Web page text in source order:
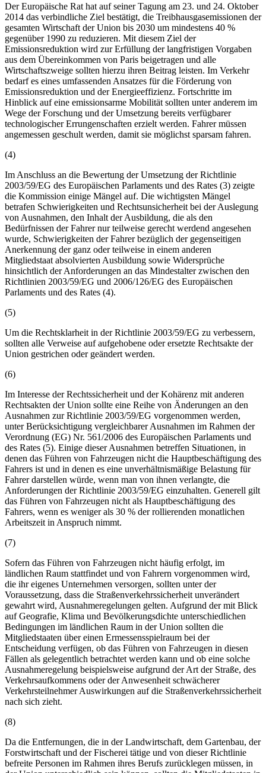
Der Europäische Rat hat auf seiner Tagung am 23. und 24. Oktober
2014 das verbindliche Ziel bestätigt, die Treibhausgasemissionen der
gesamten Wirtschaft der Union bis 2030 um mindestens 40 %
gegenüber 1990 zu reduzieren. Mit diesem Ziel der
Emissionsreduktion wird zur Erfüllung der langfristigen Vorgaben
aus dem Übereinkommen von Paris beigetragen und alle
Wirtschaftszweige sollten hierzu ihren Beitrag leisten. Im Verkehr
bedarf es eines umfassenden Ansatzes für die Förderung von
Emissionsreduktion und der Energieeffizienz. Fortschritte im
Hinblick auf eine emissionsarme Mobilität sollten unter anderem im
Wege der Forschung und der Umsetzung bereits verfügbarer
technologischer Errungenschaften erzielt werden. Fahrer müssen
angemessen geschult werden, damit sie möglichst sparsam fahren.
(4)
Im Anschluss an die Bewertung der Umsetzung der Richtlinie
2003/59/EG des Europäischen Parlaments und des Rates (3) zeigte
die Kommission einige Mängel auf. Die wichtigsten Mängel
betrafen Schwierigkeiten und Rechtsunsicherheit bei der Auslegung
von Ausnahmen, den Inhalt der Ausbildung, die als den
Bedürfnissen der Fahrer nur teilweise gerecht werdend angesehen
wurde, Schwierigkeiten der Fahrer bezüglich der gegenseitigen
Anerkennung der ganz oder teilweise in einem anderen
Mitgliedstaat absolvierten Ausbildung sowie Widersprüche
hinsichtlich der Anforderungen an das Mindestalter zwischen den
Richtlinien 2003/59/EG und 2006/126/EG des Europäischen
Parlaments und des Rates (4).
(5)
Um die Rechtsklarheit in der Richtlinie 2003/59/EG zu verbessern,
sollten alle Verweise auf aufgehobene oder ersetzte Rechtsakte der
Union gestrichen oder geändert werden.
(6)
Im Interesse der Rechtssicherheit und der Kohärenz mit anderen
Rechtsakten der Union sollte eine Reihe von Änderungen an den
Ausnahmen zur Richtlinie 2003/59/EG vorgenommen werden,
unter Berücksichtigung vergleichbarer Ausnahmen im Rahmen der
Verordnung (EG) Nr. 561/2006 des Europäischen Parlaments und
des Rates (5). Einige dieser Ausnahmen betreffen Situationen, in
denen das Führen von Fahrzeugen nicht die Hauptbeschäftigung des
Fahrers ist und in denen es eine unverhältnismäßige Belastung für
Fahrer darstellen würde, wenn man von ihnen verlangte, die
Anforderungen der Richtlinie 2003/59/EG einzuhalten. Generell gilt
das Führen von Fahrzeugen nicht als Hauptbeschäftigung des
Fahrers, wenn es weniger als 30 % der rollierenden monatlichen
Arbeitszeit in Anspruch nimmt.
(7)
Sofern das Führen von Fahrzeugen nicht häufig erfolgt, im
ländlichen Raum stattfindet und von Fahrern vorgenommen wird,
die ihr eigenes Unternehmen versorgen, sollten unter der
Voraussetzung, dass die Straßenverkehrssicherheit unverändert
gewahrt wird, Ausnahmeregelungen gelten. Aufgrund der mit Blick
auf Geografie, Klima und Bevölkerungsdichte unterschiedlichen
Bedingungen im ländlichen Raum in der Union sollten die
Mitgliedstaaten über einen Ermessensspielraum bei der
Entscheidung verfügen, ob das Führen von Fahrzeugen in diesen
Fällen als gelegentlich betrachtet werden kann und ob eine solche
Ausnahmeregelung beispielsweise aufgrund der Art der Straße, des
Verkehrsaufkommens oder der Anwesenheit schwächerer
Verkehrsteilnehmer Auswirkungen auf die Straßenverkehrssicherheit
nach sich zieht.
(8)
Da die Entfernungen, die in der Landwirtschaft, dem Gartenbau, der
Forstwirtschaft und der Fischerei tätige und von dieser Richtlinie
befreite Personen im Rahmen ihres Berufs zurücklegen müssen, in